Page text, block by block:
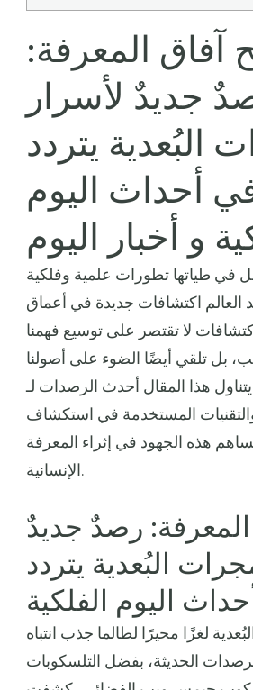
آفاق المعرفة:
جديدٌ لأسرار
البُعدية يتردد
أحداث اليوم
في طياتها تطورات علمية وفلكية
العالم اكتشافات جديدة في أعماق
لا تقتصر على توسيع فهمنا
بل تلقي أيضًا الضوء على أصولنا
يتناول هذا المقال أحدث الرصدات لـ
والتقنيات المستخدمة في استكشاف
هذه الجهود في إثراء المعرفة
الإنسانية.
المعرفة: رصدٌ جديدٌ
البُعدية يتردد
اليوم الفلكية
لغزًا محيرًا لطالما جذب انتباه
الحديثة، بفضل التلسكوبات